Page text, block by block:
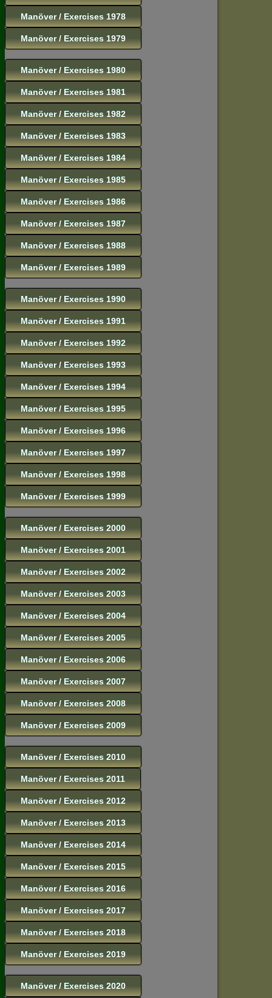
Manöver / Exercises 1978
Manöver / Exercises 1979
Manöver / Exercises 1980
Manöver / Exercises 1981
Manöver / Exercises 1982
Manöver / Exercises 1983
Manöver / Exercises 1984
Manöver / Exercises 1985
Manöver / Exercises 1986
Manöver / Exercises 1987
Manöver / Exercises 1988
Manöver / Exercises 1989
Manöver / Exercises 1990
Manöver / Exercises 1991
Manöver / Exercises 1992
Manöver / Exercises 1993
Manöver / Exercises 1994
Manöver / Exercises 1995
Manöver / Exercises 1996
Manöver / Exercises 1997
Manöver / Exercises 1998
Manöver / Exercises 1999
Manöver / Exercises 2000
Manöver / Exercises 2001
Manöver / Exercises 2002
Manöver / Exercises 2003
Manöver / Exercises 2004
Manöver / Exercises 2005
Manöver / Exercises 2006
Manöver / Exercises 2007
Manöver / Exercises 2008
Manöver / Exercises 2009
Manöver / Exercises 2010
Manöver / Exercises 2011
Manöver / Exercises 2012
Manöver / Exercises 2013
Manöver / Exercises 2014
Manöver / Exercises 2015
Manöver / Exercises 2016
Manöver / Exercises 2017
Manöver / Exercises 2018
Manöver / Exercises 2019
Manöver / Exercises 2020